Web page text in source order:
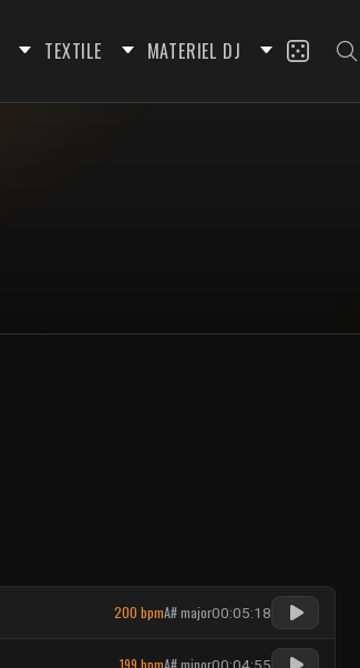
TEXTILE MATERIEL DJ
200 bpmA# major00:05:18